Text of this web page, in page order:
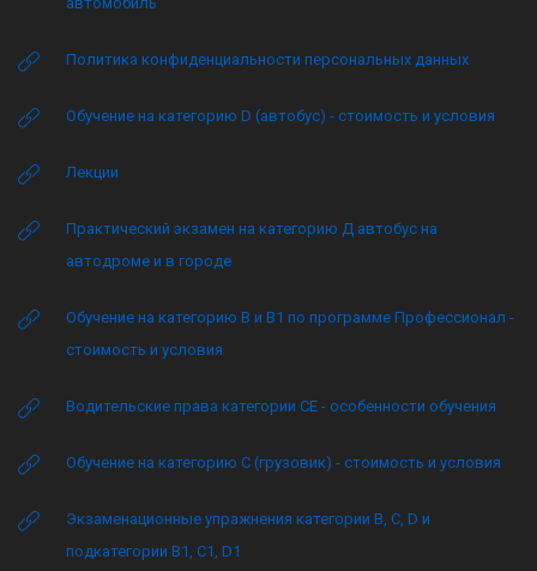
Политика конфиденциальности персональных данных
Обучение на категорию D (автобус) - стоимость и условия
Лекции
Практический экзамен на категорию Д автобус на
автодроме и в городе
Обучение на категорию B и B1 по программе Профессионал -
стоимость и условия
Водительские права категории CE - особенности обучения
Обучение на категорию C (грузовик) - стоимость и условия
Экзаменационные упражнения категории B, C, D и
подкатегории B1, C1, D1